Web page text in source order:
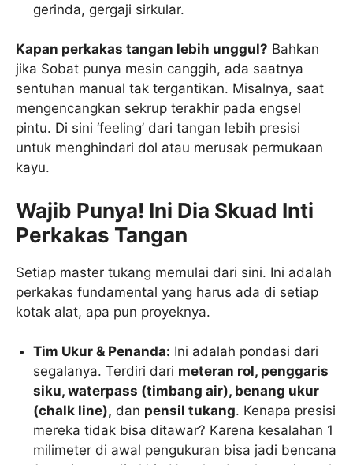
gerinda, gergaji sirkular.
Kapan perkakas tangan lebih unggul? Bahkan
jika Sobat punya mesin canggih, ada saatnya
sentuhan manual tak tergantikan. Misalnya, saat
mengencangkan sekrup terakhir pada engsel
pintu. Di sini ‘feeling’ dari tangan lebih presisi
untuk menghindari dol atau merusak permukaan
kayu.
Wajib Punya! Ini Dia Skuad Inti
Perkakas Tangan
Setiap master tukang memulai dari sini. Ini adalah
perkakas fundamental yang harus ada di setiap
kotak alat, apa pun proyeknya.
Tim Ukur & Penanda: Ini adalah pondasi dari
segalanya. Terdiri dari meteran rol, penggaris
siku, waterpass (timbang air), benang ukur
(chalk line), dan pensil tukang. Kenapa presisi
mereka tidak bisa ditawar? Karena kesalahan 1
milimeter di awal pengukuran bisa jadi bencana